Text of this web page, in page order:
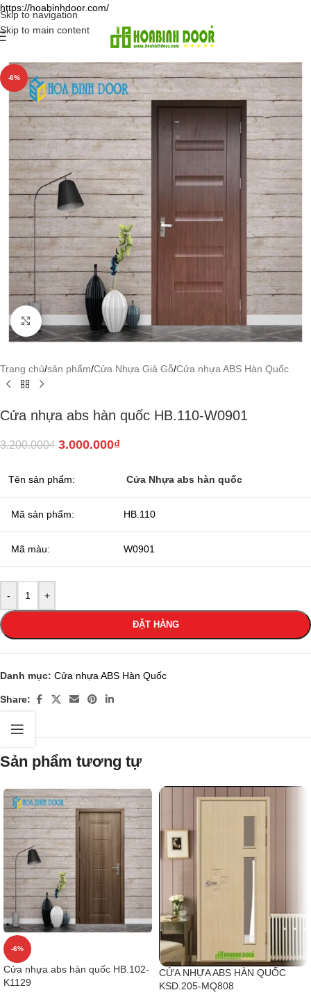
https://hoabinhdoor.com/
Skip to navigation
Skip to main content
-6%
Click to enlarge
Trang chủ/sản phẩm/Cửa Nhựa Giả Gỗ/Cửa nhựa ABS Hàn Quốc
Cửa nhựa abs hàn quốc HB.110-W0901
3.200.000₫ 3.000.000₫
Tên sản phẩm: Cửa Nhựa abs hàn quốc
Mã sản phẩm: HB.110
Mã màu: W0901
- +
ĐẶT HÀNG
Danh mục: Cửa nhựa ABS Hàn Quốc
Share:
Sản phẩm tương tự
-6%
Cửa nhựa abs hàn quốc HB.102-
K1129
CỬA NHỰA ABS HÀN QUỐC
KSD.205-MQ808